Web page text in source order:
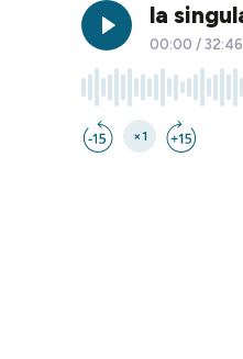
la
00:00 / 32:46
×1